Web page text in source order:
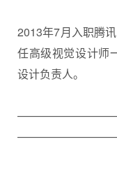
2013年7月入职腾
任高级视觉设计师
设计负责人。